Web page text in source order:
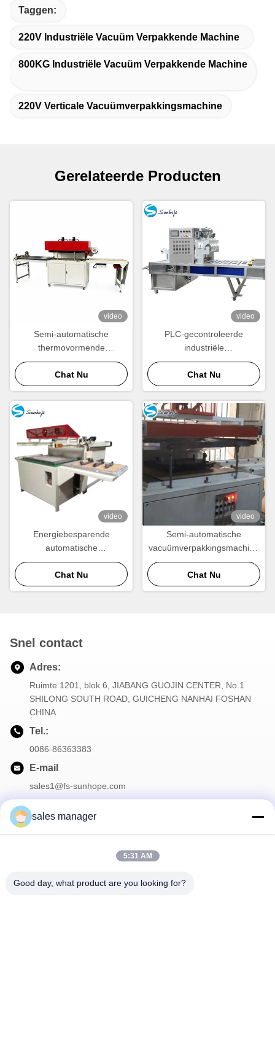
Taggen:
220V Industriële Vacuüm Verpakkende Machine
800KG Industriële Vacuüm Verpakkende Machine
220V Verticale Vacuümverpakkingsmachine
Gerelateerde Producten
video
Semi-automatische
thermovormende
vacuümvormende machine
voor verpakkingsindustrie
Chat Nu
video
PLC-gecontroleerde
industriële
vacuümverpakkingsmachine
3000pcsH
Chat Nu
video
Energiebesparende
automatische
verpakkingsmachine
Chat Nu
video
Semi-automatische
vacuümverpakkingsmachine
18-20 kW 30 seconden per
stuk
Chat Nu
Snel contact
Adres:
Ruimte 1201, blok 6, JIABANG GUOJIN CENTER, No.1
SHILONG SOUTH ROAD, GUICHENG NANHAI FOSHAN
CHINA
Tel.:
0086-86363383
E-mail
sales1@fs-sunhope.com
sales manager
5:31 AM
Good day, what product are you looking for?